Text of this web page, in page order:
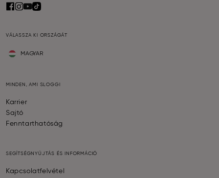
VÁLASSZA KI ORSZÁGÁT
MAGYAR
MINDEN, AMI SLOGGI
Karrier
Sajtó
Fenntarthatóság
SEGÍTSÉGNYÚJTÁS ÉS INFORMÁCIÓ
Kapcsolatfelvétel